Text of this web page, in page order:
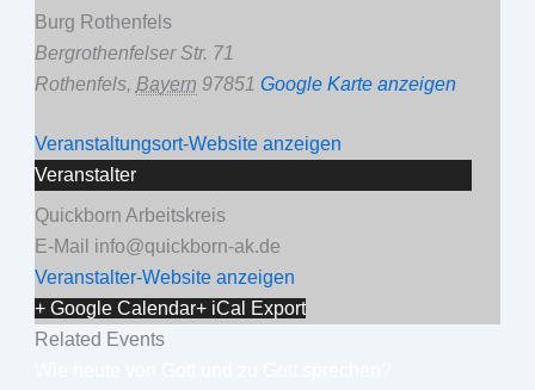
Burg Rothenfels
Bergrothenfelser Str. 71
Rothenfels, Bayern 97851 Google Karte anzeigen
Veranstaltungsort-Website anzeigen
Veranstalter
Quickborn Arbeitskreis
E-Mail info@quickborn-ak.de
Veranstalter-Website anzeigen
+ Google Calendar+ iCal Export
Related Events